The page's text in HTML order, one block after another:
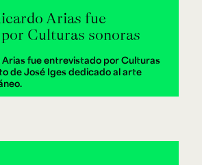
Arias fue
Culturas sonoras
Arias fue entrevistado por Culturas
de José Iges dedicado al arte